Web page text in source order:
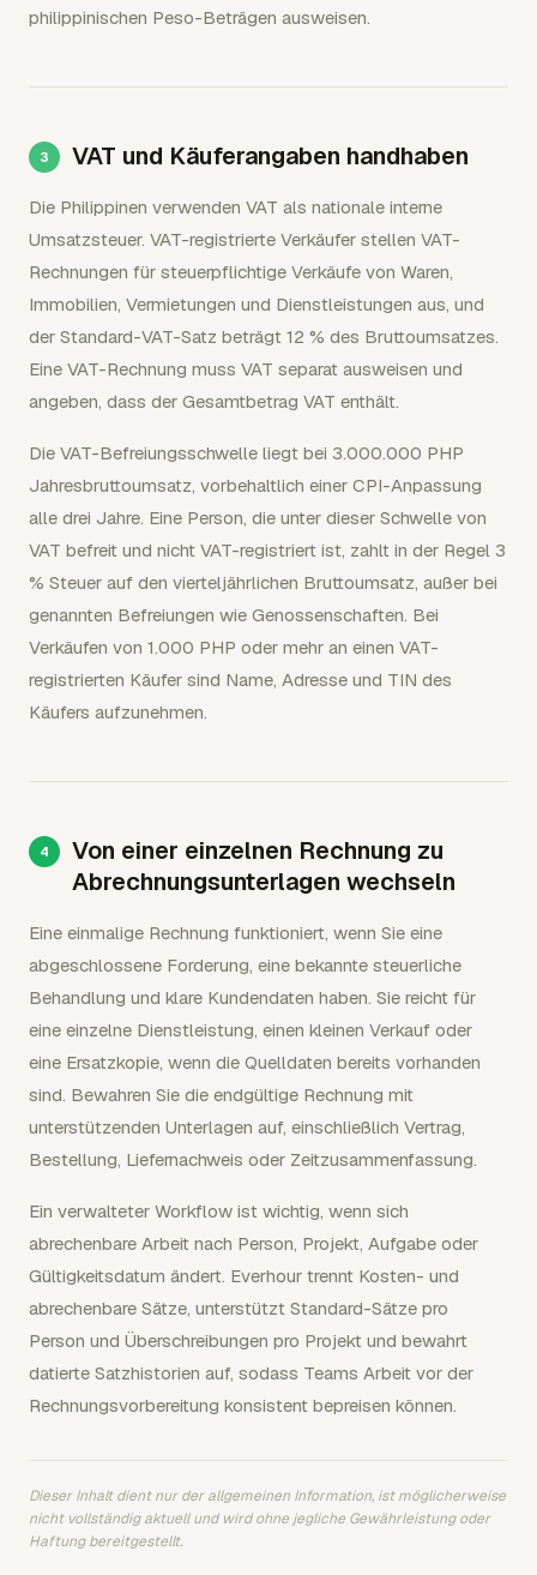
philippinischen Peso-Beträgen ausweisen.
VAT und Käuferangaben handhaben
Die Philippinen verwenden VAT als nationale interne
Umsatzsteuer. VAT-registrierte Verkäufer stellen VAT-
Rechnungen für steuerpflichtige Verkäufe von Waren,
Immobilien, Vermietungen und Dienstleistungen aus, und
der Standard-VAT-Satz beträgt 12 % des Bruttoumsatzes.
Eine VAT-Rechnung muss VAT separat ausweisen und
angeben, dass der Gesamtbetrag VAT enthält.
Die VAT-Befreiungsschwelle liegt bei 3.000.000 PHP
Jahresbruttoumsatz, vorbehaltlich einer CPI-Anpassung
alle drei Jahre. Eine Person, die unter dieser Schwelle von
VAT befreit und nicht VAT-registriert ist, zahlt in der Regel 3
% Steuer auf den vierteljährlichen Bruttoumsatz, außer bei
genannten Befreiungen wie Genossenschaften. Bei
Verkäufen von 1.000 PHP oder mehr an einen VAT-
registrierten Käufer sind Name, Adresse und TIN des
Käufers aufzunehmen.
Von einer einzelnen Rechnung zu
Abrechnungsunterlagen wechseln
Eine einmalige Rechnung funktioniert, wenn Sie eine
abgeschlossene Forderung, eine bekannte steuerliche
Behandlung und klare Kundendaten haben. Sie reicht für
eine einzelne Dienstleistung, einen kleinen Verkauf oder
eine Ersatzkopie, wenn die Quelldaten bereits vorhanden
sind. Bewahren Sie die endgültige Rechnung mit
unterstützenden Unterlagen auf, einschließlich Vertrag,
Bestellung, Liefernachweis oder Zeitzusammenfassung.
Ein verwalteter Workflow ist wichtig, wenn sich
abrechenbare Arbeit nach Person, Projekt, Aufgabe oder
Gültigkeitsdatum ändert. Everhour trennt Kosten- und
abrechenbare Sätze, unterstützt Standard-Sätze pro
Person und Überschreibungen pro Projekt und bewahrt
datierte Satzhistorien auf, sodass Teams Arbeit vor der
Rechnungsvorbereitung konsistent bepreisen können.
Dieser Inhalt dient nur der allgemeinen Information, ist möglicherweise
nicht vollständig aktuell und wird ohne jegliche Gewährleistung oder
Haftung bereitgestellt.